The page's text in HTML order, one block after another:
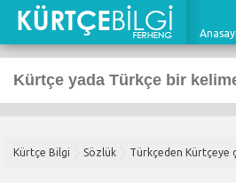
Kürtçe Bilgi Sözlük Türkçeden Kürtçeye